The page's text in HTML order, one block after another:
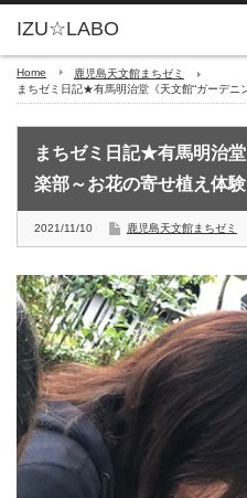
Home
鹿児島天文館まちゼミ
まちゼミ日記★有馬明治堂《天文館“ガーデニ
まちゼミ日記★有馬明治
楽部～お花の寄せ植え体験
2021/11/10 鹿児島天文館まちゼミ